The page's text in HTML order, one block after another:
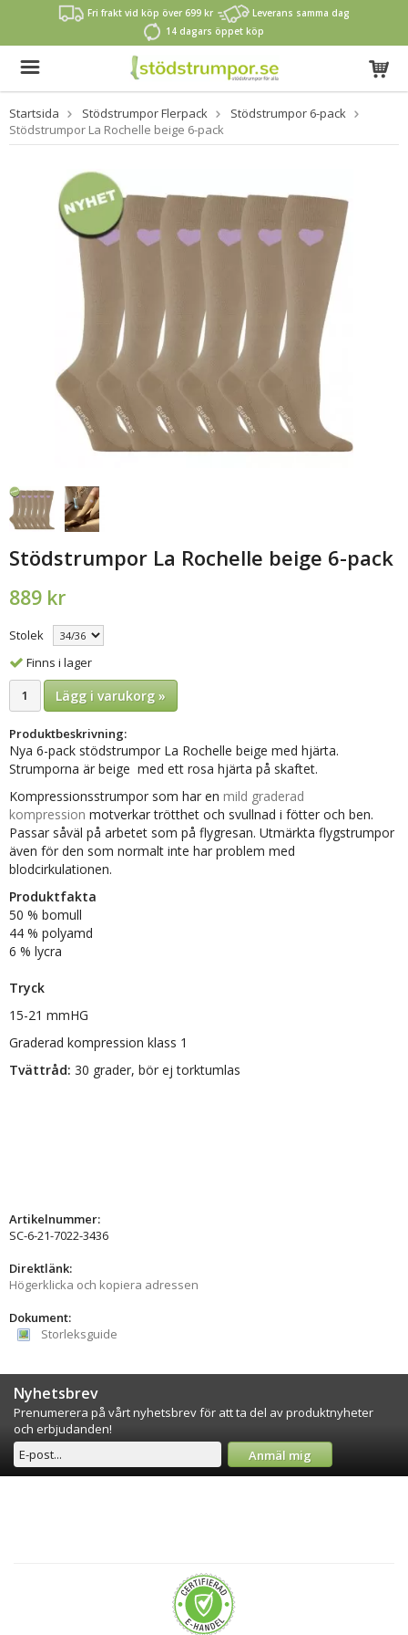
Fri frakt vid köp över 699 kr
Leverans samma dag
14 dagars öppet köp
Startsida Stödstrumpor Flerpack
Stödstrumpor 6-pack
Stödstrumpor La Rochelle beige 6-pack
Stödstrumpor La Rochelle beige 6-pack
889 kr
Stolek
Finns i lager
Lägg i varukorg »
Produktbeskrivning:
Nya 6-pack stödstrumpor La Rochelle beige med hjärta.
Strumporna är beige med ett rosa hjärta på skaftet.
Kompressionsstrumpor som har en mild graderad
kompression motverkar trötthet och svullnad i fötter och ben.
Passar såväl på arbetet som på flygresan. Utmärkta flygstrumpor
även för den som normalt inte har problem med
blodcirkulationen.
Produktfakta
50 % bomull
44 % polyamd
6 % lycra
Tryck
15-21 mmHG
Graderad kompression klass 1
Tvättråd: 30 grader, bör ej torktumlas
Artikelnummer:
SC-6-21-7022-3436
Direktlänk:
Högerklicka och kopiera adressen
Dokument:
Storleksguide
Nyhetsbrev
Prenumerera på vårt nyhetsbrev för att ta del av produktnyheter
och erbjudanden!
Anmäl mig